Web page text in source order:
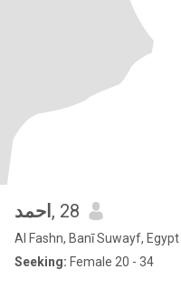
احمد , 28
Al Fashn, Banī Suwayf, Egypt
Seeking: Female 20 - 34